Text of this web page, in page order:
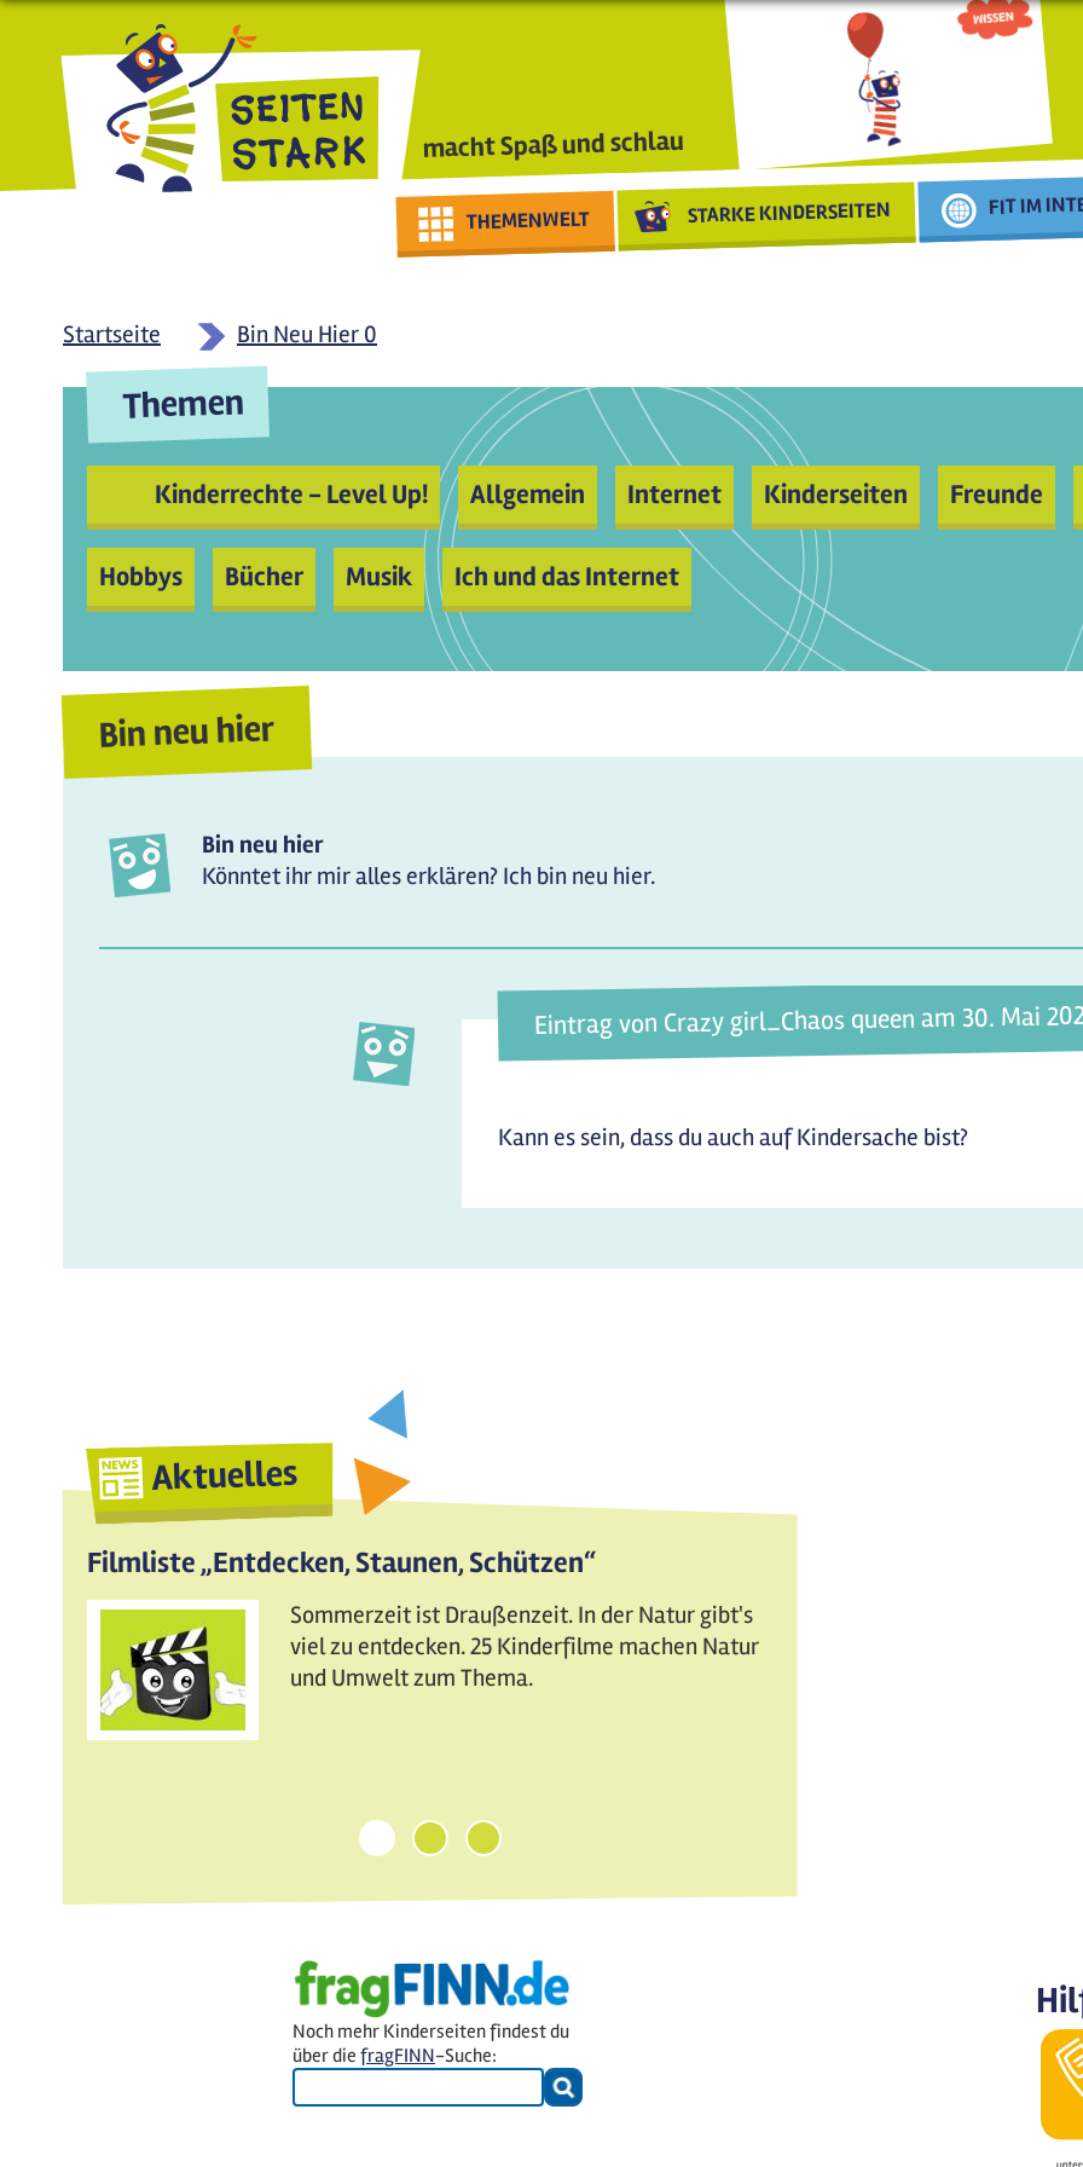
Direkt zum Inhalt
macht Spaß und schlau
THEMENWELT STARKE KINDERSEITEN FIT IM
Startseite Bin Neu Hier 0
Themen
Kinderrechte - Level Up! Allgemein Internet Kinderseiten Freunde
Hobbys Bücher Musik Ich und das Internet
Bin neu hier
Bin neu hier
Könntet ihr mir alles erklären? Ich bin neu hier.
Eintrag von Crazy girl_Chaos queen am 30. Mai
Kann es sein, dass du auch auf Kindersache bist?
Aktuelles
Filmliste „Entdecken, Staunen, Schützen“
Sommerzeit ist Draußenzeit. In der Natur gibt's
viel zu entdecken. 25 Kinderfilme machen Natur
und Umwelt zum Thema.
1 2 3
Noch mehr Kinderseiten findest du
über die fragFINN-Suche: